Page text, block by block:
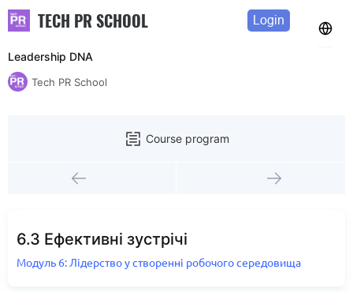
TECH PR SCHOOL Login
Leadership DNA
Tech PR School
Course program
6.3 Ефективні зустрічі
Модуль 6: Лідерство у створенні робочого середовища